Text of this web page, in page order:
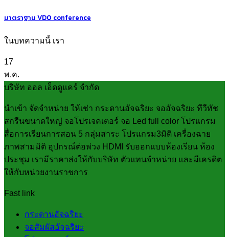
มาตราฐาน VDO conference
ในบทความนี้ เรา
17
พ.ค.
บริษัท ออล เอ็ดดูแคร์ จำกัด
นำเข้า จัดจำหน่าย ให้เช่า กระดานอัจฉริยะ จออัจฉริยะ ทีวีทัช
สกรีนขนาดใหญ่ จอโปรเจคเตอร์ จอ Led full color โปรแกรม
สื่อการเรียนการสอน 5 กลุ่มสาระ โปรแกรม3มิติ เครื่องฉาย
ภาพสามมิติ อุปกรณ์ต่อพ่วง HDMI รับออกแบบห้องเรียน ห้อง
ประชุม เรามีราคาส่งให้กับบริษัท ตัวแทนจำหน่าย และมีเครดิต
ให้กับหน่วยงานราชการ
Fast link
กระดานอัจฉริยะ
จอสัมผัสอัจฉริยะ